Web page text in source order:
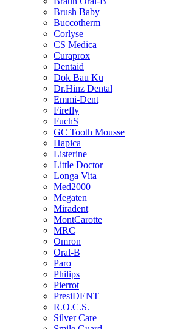
Brush Baby
Buccotherm
Corlyse
CS Medica
Curaprox
Dentaid
Dok Bau Ku
Dr.Hinz Dental
Emmi-Dent
Firefly
FuchS
GC Tooth Mousse
Hapica
Listerine
Little Doctor
Longa Vita
Med2000
Megaten
Miradent
MontCarotte
MRC
Omron
Oral-B
Paro
Philips
Pierrot
PresiDENT
R.O.C.S.
Silver Care